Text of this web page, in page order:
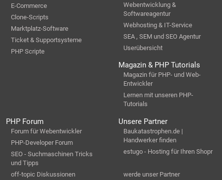
E-Commerce
Clone-Scripts
Marktplatz-Software
Ticket & Supportsysteme
PHP Scripte
Webentwicklung &
Softwareagentur
Webhosting & IT-Service
SEA , SEM und SEO Agentur
Userübersicht
Magazin & PHP Tutorials
Magazin für PHP- und Web-
Entwickler
Lernen mit unseren PHP-
Tutorials
PHP Forum
Forum für Webentwickler
PHP-Developer Forum
SEO - Suchmaschinen Tricks
und Tipps
off-topic Diskussionen
Unsere Partner
Baukatastrophen.de |
Handwerker finden
estugo - Hosting für Ihren Shopr
werde unser Partner